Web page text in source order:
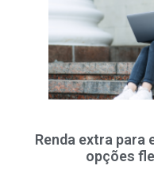
Renda extra
opções